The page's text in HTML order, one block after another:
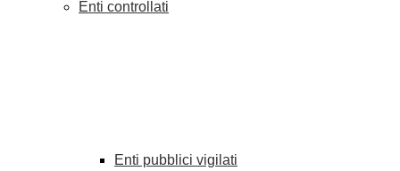
Enti controllati
Enti pubblici vigilati